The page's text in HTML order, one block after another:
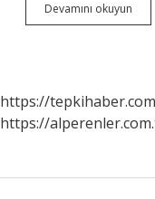
Devamını okuyun
Ilk
https://tepkihaber.com
https://